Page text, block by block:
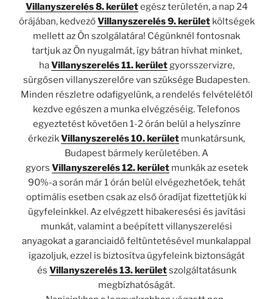
Villanyszerelés 8. kerületegész területén, a nap 24
órájában, kedvezőVillanyszerelés 9. kerületköltségek
mellett az Ön szolgálatára! Cégünknél fontosnak
tartjuk az Ön nyugalmát, így bátran hívhat minket,
haVillanyszerelés 11. kerület gyorsszervizre,
sürgősen villanyszerelőre van szüksége Budapesten.
Minden részletre odafigyelünk, a rendelés felvételétől
kezdve egészen a munka elvégzéséig. Telefonos
egyeztetést követően 1-2 órán belül a helyszínre
érkezikVillanyszerelés 10. kerület munkatársunk,
Budapest bármely kerületében. A
gyors Villanyszerelés 12. kerületmunkák az esetek
90%-a során már 1 órán belül elvégezhetőek, tehát
optimális esetben csak az első óradíjat fizettetjük ki
ügyfeleinkkel. Az elvégzett hibakeresési és javítási
munkát, valamint a beépített villanyszerelési
anyagokat a garanciaidő feltüntetésével munkalappal
igazoljuk, ezzel is biztosítva ügyfeleink biztonságát
és Villanyszerelés 13. kerületszolgáltatásunk
megbízhatóságát.